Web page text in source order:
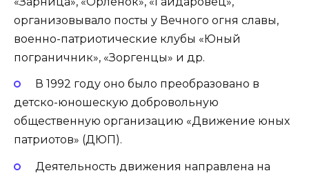
организовывало посты у Вечного огня славы,
военно-патриотические клубы «Юный
пограничник», «Зоргенцы» и др.
В 1992 году оно было преобразовано в
детско-юношескую добровольную
общественную организацию «Движение юных
патриотов» (ДЮП).
Деятельность движения направлена на